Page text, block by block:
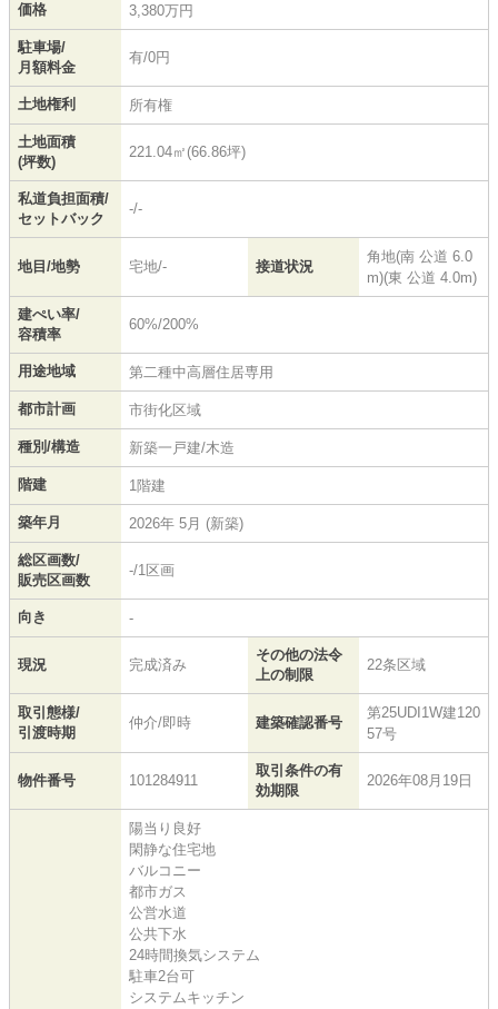
価格 3,380万円
駐車場/
月額料金
有/0円
土地権利 所有権
土地面積
(坪数)
221.04㎡(66.86坪)
私道負担面積/
セットバック
-/-
地目/地勢 宅地/- 接道状況
角地(南 公道 6.0
m)(東 公道 4.0m)
建ぺい率/
容積率
60%/200%
用途地域 第二種中高層住居専用
都市計画 市街化区域
種別/構造 新築一戸建/木造
階建 1階建
築年月 2026年 5月 (新築)
総区画数/
販売区画数
-/1区画
向き -
現況 完成済み
その他の法令
上の制限
22条区域
取引態様/
引渡時期
仲介/即時 建築確認番号
第25UDI1W建120
57号
物件番号 101284911
取引条件の有
効期限
2026年08月19日
陽当り良好
閑静な住宅地
バルコニー
都市ガス
公営水道
公共下水
24時間換気システム
駐車2台可
システムキッチン